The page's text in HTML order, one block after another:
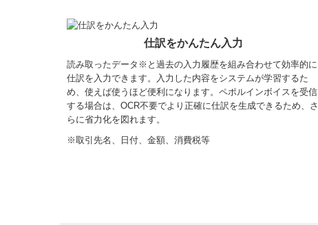
仕訳をかんたん入力
読み取ったデータ※と過去の入力履歴を組み合わせて効率的に
仕訳を入力できます。入力した内容をシステムが学習するた
め、使えば使うほど便利になります。ペポルインボイスを受信
する場合は、OCR不要でより正確に仕訳を生成できるため、さ
らに省力化を図れます。
※取引先名、日付、金額、消費税等